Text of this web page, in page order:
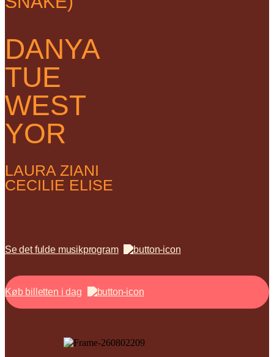
DANYA
TUE
WEST
YOR
LAURA ZIANI
CECILIE ELISE
Se det fulde musikprogram
Køb billetten i dag